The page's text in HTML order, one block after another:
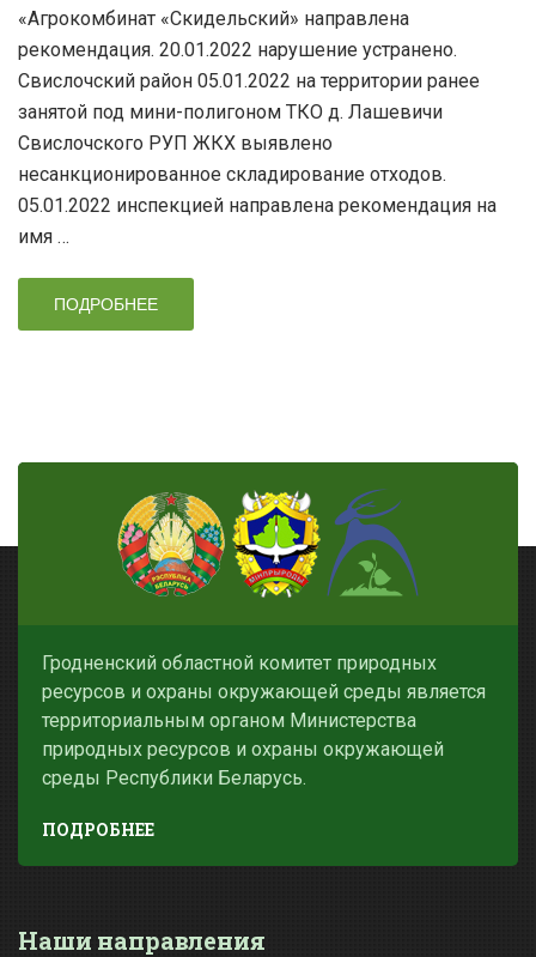
«Агрокомбинат «Скидельский» направлена
рекомендация. 20.01.2022 нарушение устранено.
Свислочский район 05.01.2022 на территории ранее
занятой под мини-полигоном ТКО д. Лашевичи
Свислочского РУП ЖКХ выявлено
несанкционированное складирование отходов.
05.01.2022 инспекцией направлена рекомендация на
имя …
ПОДРОБНЕЕ
Гродненский областной комитет природных
ресурсов и охраны окружающей среды является
территориальным органом Министерства
природных ресурсов и охраны окружающей
среды Республики Беларусь.
ПОДРОБНЕЕ
Наши направления